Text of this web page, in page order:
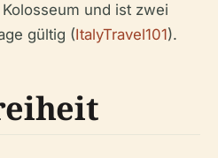
und ist zwei
gültig (ItalyTravel101).